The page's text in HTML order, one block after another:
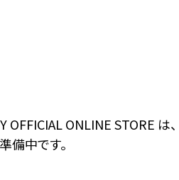
OFFICIAL ONLINE STORE は、
備中です。